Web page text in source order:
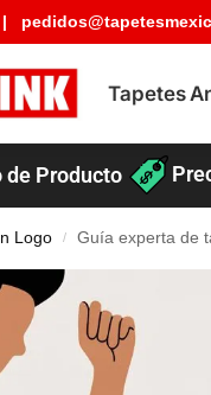
Tapetes
de Producto
Logo / Guía experta de